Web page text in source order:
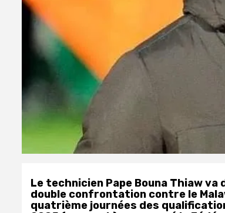
Le technicien Pape Bouna Thiaw
double confrontation contre le
quatrième journées des